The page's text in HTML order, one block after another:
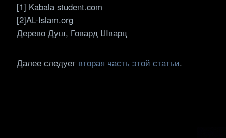
[1] Kabala student.com
[2]AL-Islam.org
Дерево Душ, Говард Шварц
Далее следует вторая часть этой статьи.